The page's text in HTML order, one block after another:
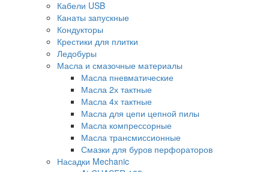
Кабели USB
Канаты запускные
Кондукторы
Крестики для плитки
Ледобуры
Масла и смазочные материалы
Масла пневматические
Масла 2х тактные
Масла 4х тактные
Масла для цепи цепной пилы
Масла компрессорные
Масла трансмиссионные
Смазки для буров перфораторов
Насадки Mechanic